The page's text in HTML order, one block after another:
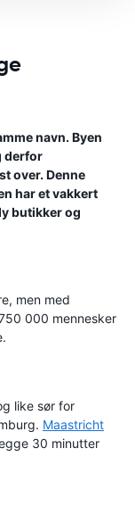
navn. Byen
derfor
over. Denne
har et vakkert
butikker og
men med
000 mennesker
like sør for
Maastricht
30 minutter